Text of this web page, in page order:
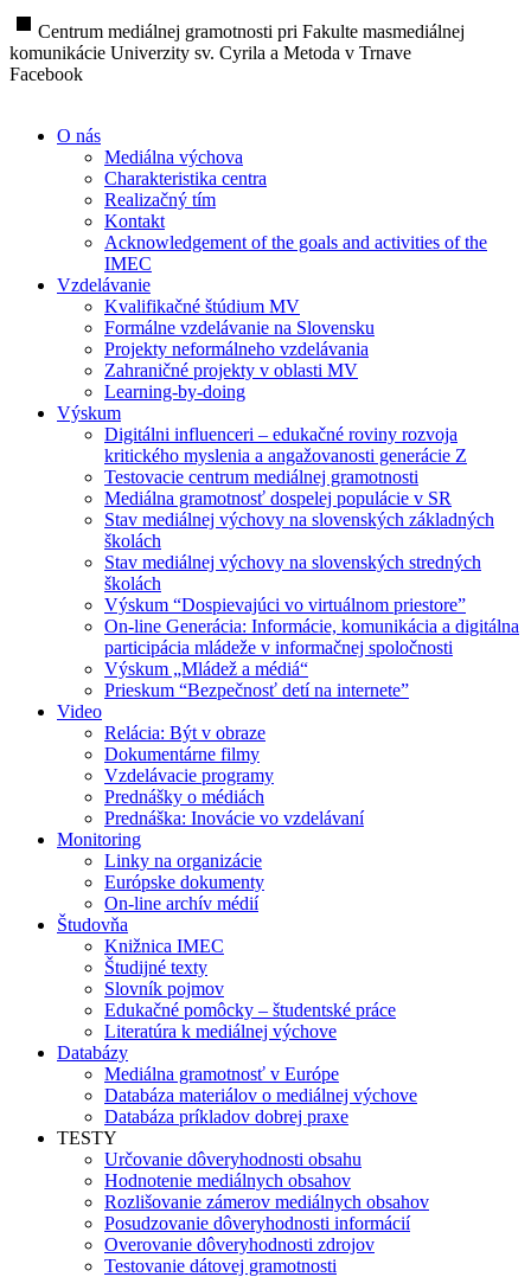
stop Centrum mediálnej gramotnosti pri Fakulte masmediálnej
komunikácie Univerzity sv. Cyrila a Metoda v Trnave
Facebook
O nás
Mediálna výchova
Charakteristika centra
Realizačný tím
Kontakt
Acknowledgement of the goals and activities of the
IMEC
Vzdelávanie
Kvalifikačné štúdium MV
Formálne vzdelávanie na Slovensku
Projekty neformálneho vzdelávania
Zahraničné projekty v oblasti MV
Learning-by-doing
Výskum
Digitálni influenceri – edukačné roviny rozvoja
kritického myslenia a angažovanosti generácie Z
Testovacie centrum mediálnej gramotnosti
Mediálna gramotnosť dospelej populácie v SR
Stav mediálnej výchovy na slovenských základných
školách
Stav mediálnej výchovy na slovenských stredných
školách
Výskum “Dospievajúci vo virtuálnom priestore”
On-line Generácia: Informácie, komunikácia a digitálna
participácia mládeže v informačnej spoločnosti
Výskum „Mládež a médiá“
Prieskum “Bezpečnosť detí na internete”
Video
Relácia: Být v obraze
Dokumentárne filmy
Vzdelávacie programy
Prednášky o médiách
Prednáška: Inovácie vo vzdelávaní
Monitoring
Linky na organizácie
Európske dokumenty
On-line archív médií
Študovňa
Knižnica IMEC
Študijné texty
Slovník pojmov
Edukačné pomôcky – študentské práce
Literatúra k mediálnej výchove
Databázy
Mediálna gramotnosť v Európe
Databáza materiálov o mediálnej výchove
Databáza príkladov dobrej praxe
TESTY
Určovanie dôveryhodnosti obsahu
Hodnotenie mediálnych obsahov
Rozlišovanie zámerov mediálnych obsahov
Posudzovanie dôveryhodnosti informácií
Overovanie dôveryhodnosti zdrojov
Testovanie dátovej gramotnosti